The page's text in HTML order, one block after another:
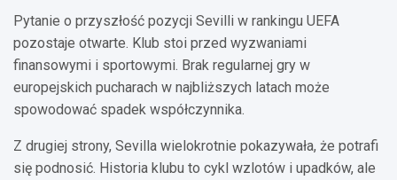
Pytanie o przyszłość pozycji Sevilli w rankingu UEFA
pozostaje otwarte. Klub stoi przed wyzwaniami
finansowymi i sportowymi. Brak regularnej gry w
europejskich pucharach w najbliższych latach może
spowodować spadek współczynnika.
Z drugiej strony, Sevilla wielokrotnie pokazywała, że potrafi
się podnosić. Historia klubu to cykl wzlotów i upadków, ale